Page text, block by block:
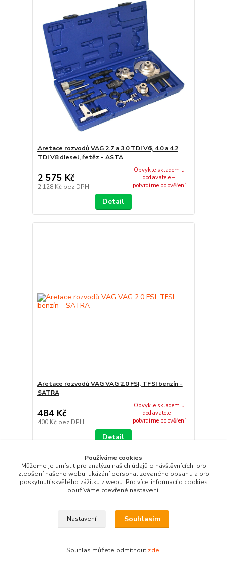
Aretace rozvodů VAG 2.7 a 3.0 TDI V6, 4.0 a 4.2
TDI V8 diesel, řetěz - ASTA
2 575 Kč
2 128 Kč bez DPH
Obvykle skladem u
dodavatele –
potvrdíme po ověření
Detail
Aretace rozvodů VAG VAG 2.0 FSI, TFSI benzín -
SATRA
484 Kč
400 Kč bez DPH
Obvykle skladem u
dodavatele –
potvrdíme po ověření
Detail
Používáme cookies
Můžeme je umístit pro analýzu našich údajů o návštěvnících, pro
zlepšení našeho webu, ukázání personalizovaného obsahu a pro
poskytnutí skvělého zážitku z webu. Pro více informací o cookies
používáme otevřené nastavení.
Nastavení Souhlasím
Souhlas můžete odmítnout zde.